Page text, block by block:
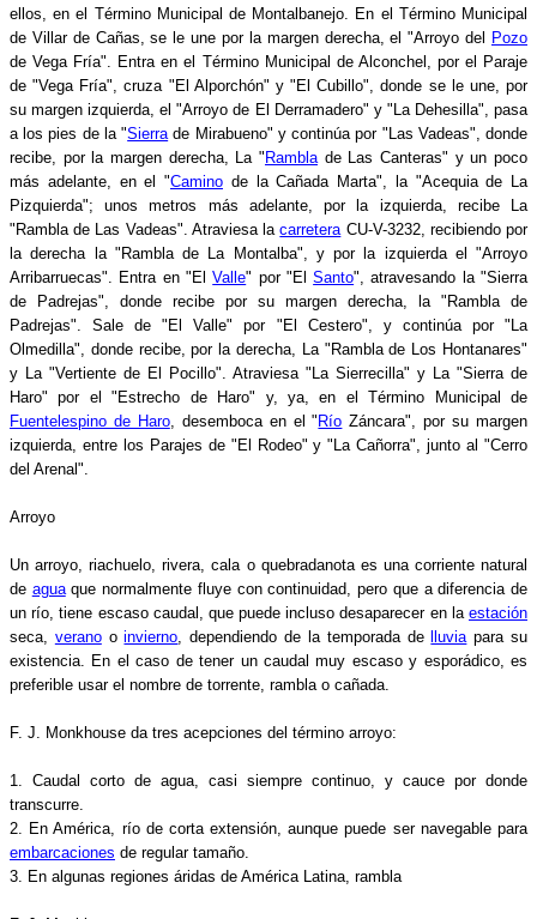
ellos, en el Término Municipal de Montalbanejo. En el Término Municipal
de Villar de Cañas, se le une por la margen derecha, el "Arroyo del
Pozo
de Vega Fría". Entra en el Término Municipal de Alconchel, por el Paraje
de "Vega Fría", cruza "El Alporchón" y "El Cubillo", donde se le une, por
su margen izquierda, el "Arroyo de El Derramadero" y "La Dehesilla", pasa
a los pies de la "Sierra de Mirabueno" y continúa por "Las Vadeas", donde
recibe, por la margen derecha, La " Rambla de Las Canteras" y un poco
más adelante, en el "Camino de la Cañada Marta", la "Acequia de La
Pizquierda"; unos metros más adelante, por la izquierda, recibe La
"Rambla de Las Vadeas". Atraviesa lacarretera CU-V-3232, recibiendo por
la derecha la "Rambla de La Montalba", y por la izquierda el "Arroyo
Arribarruecas". Entra en "ElValle" por "ElSanto", atravesando la "Sierra
de Padrejas", donde recibe por su margen derecha, la "Rambla de
Padrejas". Sale de "El Valle" por "El Cestero", y continúa por "La
Olmedilla", donde recibe, por la derecha, La "Rambla de Los Hontanares"
y La "Vertiente de El Pocillo". Atraviesa "La Sierrecilla" y La "Sierra de
Haro" por el "Estrecho de Haro" y, ya, en el Término Municipal de
Fuentelespino de Haro, desemboca en el " Río Záncara", por su margen
izquierda, entre los Parajes de "El Rodeo" y "La Cañorra", junto al "Cerro
del Arenal".
Arroyo
Un arroyo, riachuelo, rivera, cala o quebradanota​ es una corriente natural
de aguaque normalmente fluye con continuidad, pero que a diferencia de
un río, tiene escaso caudal, que puede incluso desaparecer en la estación
seca, veranooinvierno , dependiendo de la temporada de lluvia para su
existencia. En el caso de tener un caudal muy escaso y esporádico, es
preferible usar el nombre de torrente, rambla o cañada.
F. J. Monkhouse da tres acepciones del término arroyo:
1. Caudal corto de agua, casi siempre continuo, y cauce por donde
transcurre.
2. En América, río de corta extensión, aunque puede ser navegable para
embarcaciones de regular tamaño.
3. En algunas regiones áridas de América Latina, rambla